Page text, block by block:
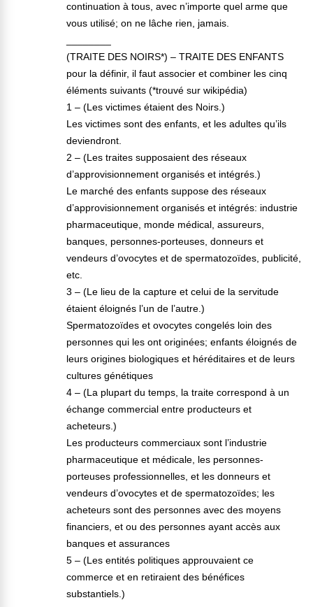
continuation à tous, avec n’importe quel arme que
vous utilisé; on ne lâche rien, jamais.
(TRAITE DES NOIRS*) – TRAITE DES ENFANTS
pour la définir, il faut associer et combiner les cinq
éléments suivants (*trouvé sur wikipédia)
1 – (Les victimes étaient des Noirs.)
Les victimes sont des enfants, et les adultes qu’ils
deviendront.
2 – (Les traites supposaient des réseaux
d’approvisionnement organisés et intégrés.)
Le marché des enfants suppose des réseaux
d’approvisionnement organisés et intégrés: industrie
pharmaceutique, monde médical, assureurs,
banques, personnes-porteuses, donneurs et
vendeurs d’ovocytes et de spermatozoïdes, publicité,
etc.
3 – (Le lieu de la capture et celui de la servitude
étaient éloignés l’un de l’autre.)
Spermatozoïdes et ovocytes congelés loin des
personnes qui les ont originées; enfants éloignés de
leurs origines biologiques et héréditaires et de leurs
cultures génétiques
4 – (La plupart du temps, la traite correspond à un
échange commercial entre producteurs et
acheteurs.)
Les producteurs commerciaux sont l’industrie
pharmaceutique et médicale, les personnes-
porteuses professionnelles, et les donneurs et
vendeurs d’ovocytes et de spermatozoïdes; les
acheteurs sont des personnes avec des moyens
financiers, et ou des personnes ayant accès aux
banques et assurances
5 – (Les entités politiques approuvaient ce
commerce et en retiraient des bénéfices
substantiels.)